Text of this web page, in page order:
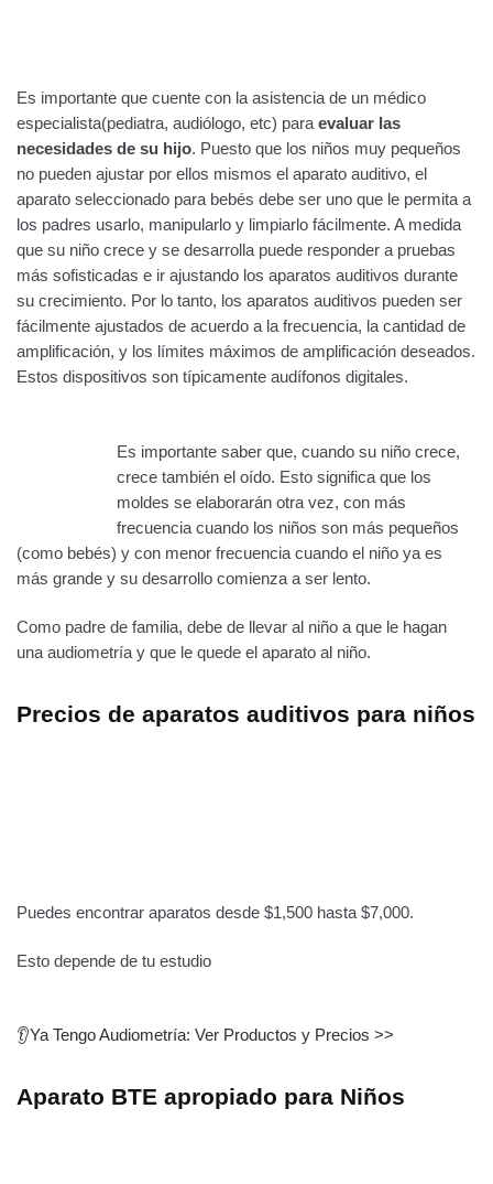
Es importante que cuente con la asistencia de un médico
especialista(pediatra, audiólogo, etc) para evaluar las
necesidades de su hijo. Puesto que los niños muy pequeños
no pueden ajustar por ellos mismos el aparato auditivo, el
aparato seleccionado para bebés debe ser uno que le permita a
los padres usarlo, manipularlo y limpiarlo fácilmente. A medida
que su niño crece y se desarrolla puede responder a pruebas
más sofisticadas e ir ajustando los aparatos auditivos durante
su crecimiento. Por lo tanto, los aparatos auditivos pueden ser
fácilmente ajustados de acuerdo a la frecuencia, la cantidad de
amplificación, y los límites máximos de amplificación deseados.
Estos dispositivos son típicamente audífonos digitales.
Es importante saber que, cuando su niño crece,
crece también el oído. Esto significa que los
moldes se elaborarán otra vez, con más
frecuencia cuando los niños son más pequeños
(como bebés) y con menor frecuencia cuando el niño ya es
más grande y su desarrollo comienza a ser lento.
Como padre de familia, debe de llevar al niño a que le hagan
una audiometría y que le quede el aparato al niño.
Precios de aparatos auditivos para niños
Puedes encontrar aparatos desde $1,500 hasta $7,000.
Esto depende de tu estudio
👂Ya Tengo Audiometría: Ver Productos y Precios >>
Aparato BTE apropiado para Niños